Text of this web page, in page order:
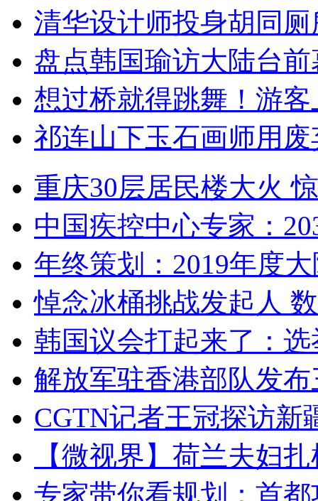
清华设计师投身胡同
盘点韩国瑜访大陆台
想过桥就得跳舞！游客
祁连山下玉石画师用
重庆30层居民楼大火
中国疾控中心专家：
年终策划：2019年度
悼念冰桶挑战发起人
韩国议会打起来了：
解放军驻香港部队发
CGTN记者王冠探访新
【微视界】荷兰夫妇
专家带你看规划：首